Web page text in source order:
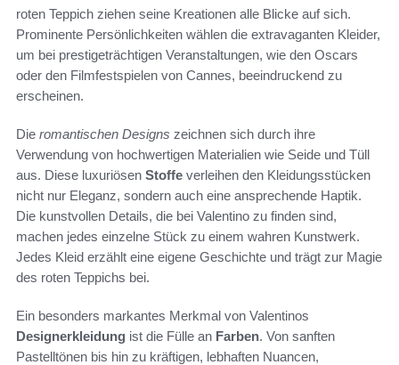
roten Teppich ziehen seine Kreationen alle Blicke auf sich.
Prominente Persönlichkeiten wählen die extravaganten Kleider,
um bei prestigeträchtigen Veranstaltungen, wie den Oscars
oder den Filmfestspielen von Cannes, beeindruckend zu
erscheinen.
Die romantischen Designs zeichnen sich durch ihre
Verwendung von hochwertigen Materialien wie Seide und Tüll
aus. Diese luxuriösen Stoffe verleihen den Kleidungsstücken
nicht nur Eleganz, sondern auch eine ansprechende Haptik.
Die kunstvollen Details, die bei Valentino zu finden sind,
machen jedes einzelne Stück zu einem wahren Kunstwerk.
Jedes Kleid erzählt eine eigene Geschichte und trägt zur Magie
des roten Teppichs bei.
Ein besonders markantes Merkmal von Valentinos
Designerkleidung ist die Fülle an Farben. Von sanften
Pastelltönen bis hin zu kräftigen, lebhaften Nuancen,